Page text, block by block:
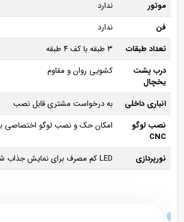
موتور
ندارد
فن
ندارد
تعداد طبقات
۳ طبقه با کف ۴ طبقه
درب پشت
یخچال
کشویی روان و مقاوم
انباری داخلی
به درخواست مشتری قابل نصب
نصب لوگو
CNC
امکان حک و نصب لوگو اختصاصی
نورپردازی LED کم‌ مصرف برای نمایش جذاب شیرینی و کیک